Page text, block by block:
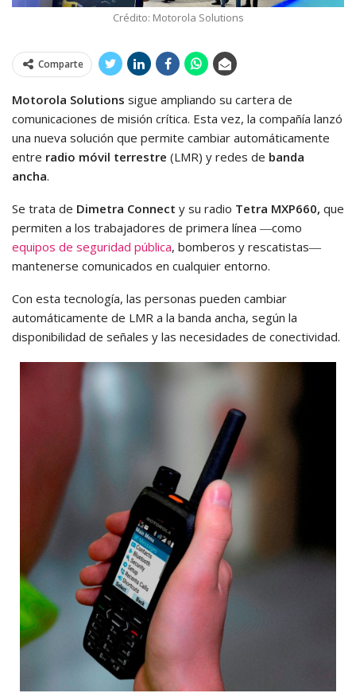
Crédito: Motorola Solutions
Comparte
Motorola Solutions sigue ampliando su cartera de
comunicaciones de misión crítica. Esta vez, la compañía lanzó
una nueva solución que permite cambiar automáticamente
entre radio móvil terrestre (LMR) y redes de banda
ancha.
Se trata de Dimetra Connect y su radio Tetra MXP660, que
permiten a los trabajadores de primera línea ―como
equipos de seguridad pública, bomberos y rescatistas―
mantenerse comunicados en cualquier entorno.
Con esta tecnología, las personas pueden cambiar
automáticamente de LMR a la banda ancha, según la
disponibilidad de señales y las necesidades de conectividad.